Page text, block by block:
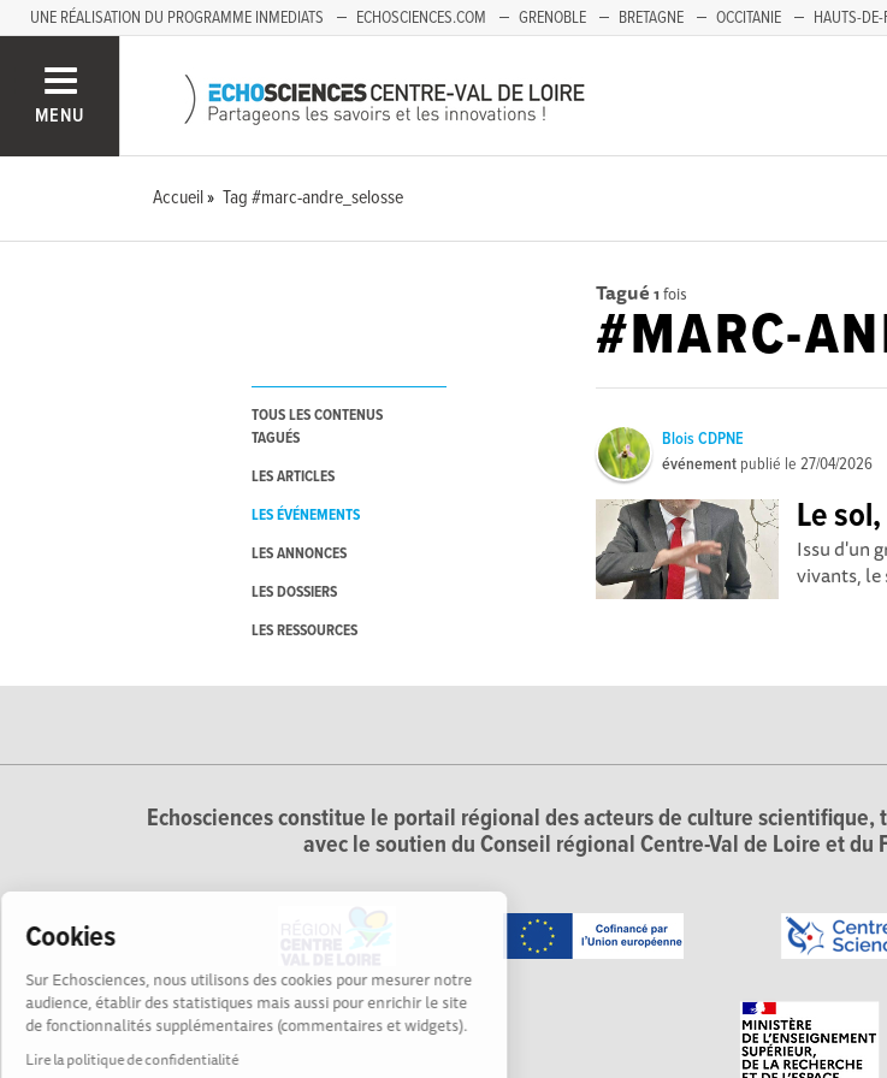
Cookies
Sur Echosciences, nous utilisons des cookies pour mesurer notre
audience, établir des statistiques mais aussi pour enrichir le site
de fonctionnalités supplémentaires (commentaires et widgets).
Lire la politique de confidentialité
UNE RÉALISATION DU PROGRAMME INMEDIATS ECHOSCIENCES.COM GRENOBLE BRETAGNE OCCITANIE HAUTS-DE-
MENU
Accueil Tag #marc-andre_selosse
TOUS LES CONTENUS
TAGUÉS
LES ARTICLES
LES ÉVÉNEMENTS
LES ANNONCES
LES DOSSIERS
LES RESSOURCES
Tagué 1 fois
#MARC-
Blois CDPNE
événement publié le27/04/2026
Le
Issu d'un
vivants, le
Echosciences constitue le portail régional des acteurs de culture
avec le soutien du Conseil régional Centre-Val de Loire et